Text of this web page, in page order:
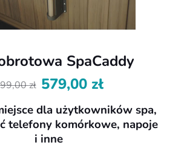
SpaCaddy
zł
Pierwotna
cena
wynosiła:
699,00 zł.
579,00 zł
Aktualna
cena
wynosi:
579,00 zł.
dla użytkowników spa,
telefony komórkowe, napoje
i inne